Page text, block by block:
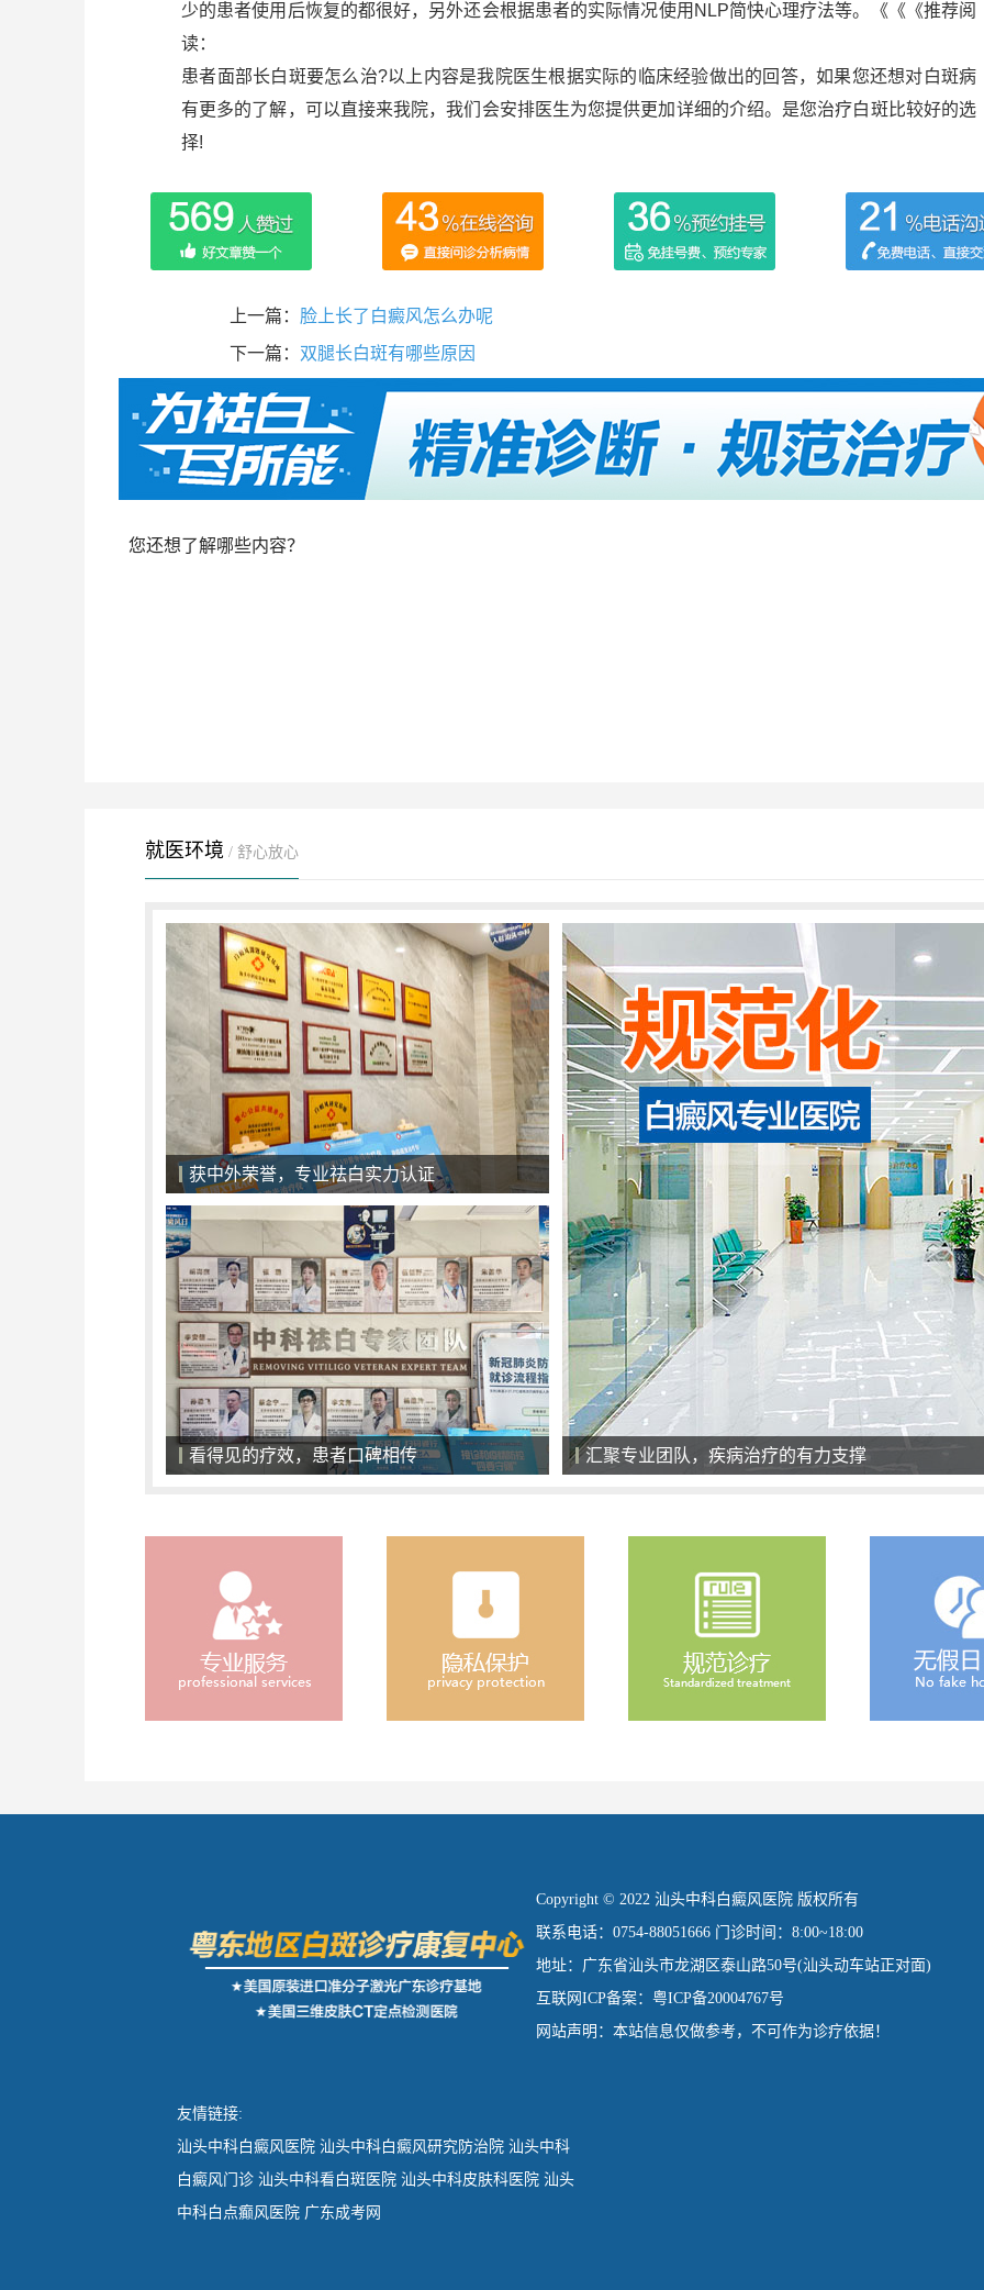
少的患者使用后恢复的都很好，另外还会根据患者的实际情况使用NLP简快心理疗法等。《《《推荐阅
读：
患者面部长白斑要怎么治?以上内容是我院医生根据实际的临床经验做出的回答，如果您还想对白斑病
有更多的了解，可以直接来我院，我们会安排医生为您提供更加详细的介绍。是您治疗白斑比较好的选
择!
上一篇： 脸上长了白癜风怎么办呢
下一篇： 双腿长白斑有哪些原因
您还想了解哪些内容？
就医环境 / 舒心放心
获中外荣誉，专业祛白实力认证
看得见的疗效，患者口碑相传 汇聚专业团队，疾病治疗的有力支撑
Copyright © 2022 汕头中科白癜风医院 版权所有
联系电话：0754-88051666 门诊时间：8:00~18:00
地址：广东省汕头市龙湖区泰山路50号(汕头动车站正对面)
互联网ICP备案：粤ICP备20004767号
网站声明：本站信息仅做参考，不可作为诊疗依据！
友情链接:
汕头中科白癜风医院 汕头中科白癜风研究防治院 汕头中科
白癜风门诊 汕头中科看白斑医院 汕头中科皮肤科医院 汕头
中科白点癫风医院 广东成考网